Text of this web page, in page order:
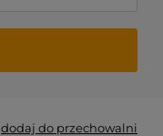
dodaj do przechowalni